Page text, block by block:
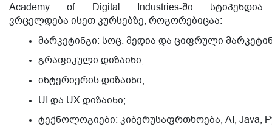
Academy of Digital Industries-ში სტიპენდია
ვრცელდება ისეთ კურსებზე, როგორებიცაა:
მარკეტინგი: სოც. მედია და ციფრული
გრაფიკული დიზაინი;
ინტერიერის დიზაინი;
UI და UX დიზაინი;
ტექნოლოგიები: კიბერუსაფრთხოება, AI, Java,